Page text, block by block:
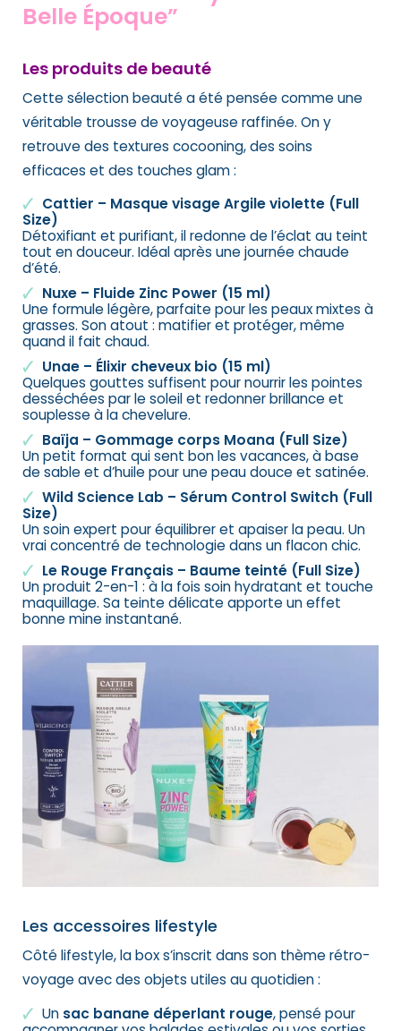
Belle Époque”
Les produits de beauté
Cette sélection beauté a été pensée comme une
véritable trousse de voyageuse raffinée. On y
retrouve des textures cocooning, des soins
efficaces et des touches glam :
Cattier – Masque visage Argile violette (Full
Size)
Détoxifiant et purifiant, il redonne de l’éclat au teint
tout en douceur. Idéal après une journée chaude
d’été.
Nuxe – Fluide Zinc Power (15 ml)
Une formule légère, parfaite pour les peaux mixtes à
grasses. Son atout : matifier et protéger, même
quand il fait chaud.
Unae – Élixir cheveux bio (15 ml)
Quelques gouttes suffisent pour nourrir les pointes
desséchées par le soleil et redonner brillance et
souplesse à la chevelure.
Baïja – Gommage corps Moana (Full Size)
Un petit format qui sent bon les vacances, à base
de sable et d’huile pour une peau douce et satinée.
Wild Science Lab – Sérum Control Switch (Full
Size)
Un soin expert pour équilibrer et apaiser la peau. Un
vrai concentré de technologie dans un flacon chic.
Le Rouge Français – Baume teinté (Full Size)
Un produit 2-en-1 : à la fois soin hydratant et touche
maquillage. Sa teinte délicate apporte un effet
bonne mine instantané.
Les accessoires lifestyle
Côté lifestyle, la box s’inscrit dans son thème rétro-
voyage avec des objets utiles au quotidien :
Un sac banane déperlant rouge, pensé pour